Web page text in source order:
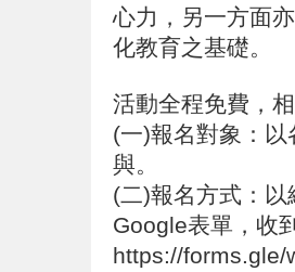
心力，另一方面
化教育之基礎。
活動全程免費，
(一)報名對象：
與。
(二)報名方式：
Google表單，收
https://